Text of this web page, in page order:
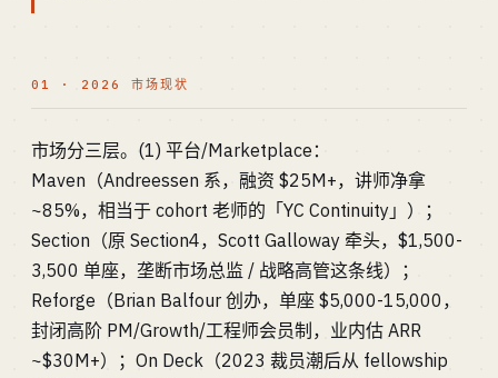
01 · 2026 市场现状
市场分三层。(1) 平台/Marketplace：
Maven（Andreessen 系，融资 $25M+，讲师净拿
~85%，相当于 cohort 老师的「YC Continuity」）；
Section（原 Section4，Scott Galloway 牵头，$1,500-
3,500 单座，垄断市场总监 / 战略高管这条线）；
Reforge（Brian Balfour 创办，单座 $5,000-15,000，
封闭高阶 PM/Growth/工程师会员制，业内估 ARR
~$30M+）；On Deck（2023 裁员潮后从 fellowship